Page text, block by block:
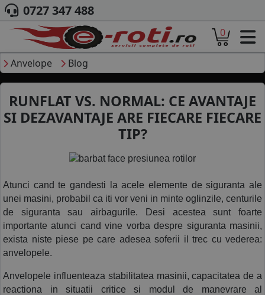
ACASA
DESPRE NOI
ANVELOPE
CAMION
MOTO
AGROINDUSTRIALE
DIMENSIUNI
MARCA AUTO
BLOG
B2B - COLABORARE COMPANII
CONT
COS (0 PRODUSE)
0727 347 488
0
Anvelope Blog
RUNFLAT VS. NORMAL: CE AVANTAJE
SI DEZAVANTAJE ARE FIECARE FIECARE
TIP?
Atunci cand te gandesti la acele elemente de siguranta ale
unei masini, probabil ca iti vor veni in minte oglinzile, centurile
de siguranta sau airbagurile. Desi acestea sunt foarte
importante atunci cand vine vorba despre siguranta masinii,
exista niste piese pe care adesea soferii il trec cu vederea:
anvelopele.
Anvelopele influenteaza stabilitatea masinii, capacitatea de a
reactiona in situatii critice si modul de manevrare al